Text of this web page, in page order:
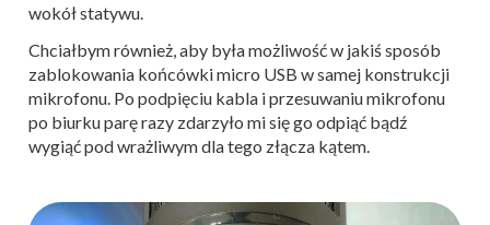
wokół statywu.
Chciałbym również, aby była możliwość w jakiś sposób
zablokowania końcówki micro USB w samej konstrukcji
mikrofonu. Po podpięciu kabla i przesuwaniu mikrofonu
po biurku parę razy zdarzyło mi się go odpiąć bądź
wygiąć pod wrażliwym dla tego złącza kątem.